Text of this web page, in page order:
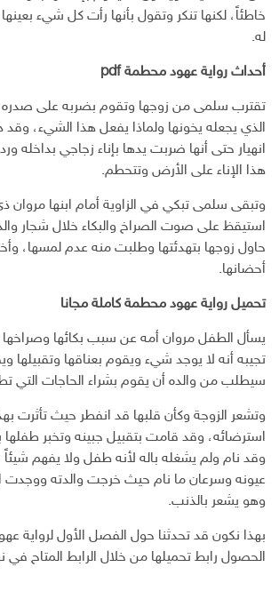
خاطئاً، لكنها تنكر وتقول بأنها رأت كل شيء بعينها
له.
أحداث رواية عهود محطمة pdf
تقترب سلمى من زوجها وتقوم بضربه على
الذي يجعله يخونها ولماذا يفعل هذا الشيء،
انهيار حتى أنها ضربت يدها بإناء زجاجي بداخله
هذا الإناء على الأرض وتتحطم.
استيقظ على صوت الصراخ والبكاء خلال شجار
حاول زوجها بتهدئتها وطلبت منه عدم لمسها،
أحضانها.
تحميل رواية عهود محطمة كاملة مجانا
يسأل الطفل مروان أمه عن سبب بكائها وصراخها
تجيبه أنه لا يوجد شيء ويقوم بعناقها وتقبيلها
سيطلب من والده أن يقوم بشراء الحاجات التي
وتشعر الزوجة وكأن قلبها قد انفطر حيث تأثرت
استرضائه، وقد قامت بتقبيل جبينه وتخبر طفلها
وقد نام ولم يشغله باله لأنه طفل ولا يفهم
عيونه وسرعان ما نام حيث خرجت والدته ووجدت
وهو يشعر بالذنب.
بهذا نكون قد تحدثنا حول الفصل الأول لرواية
الحصول رابط تحميلها من خلال الرابط المتاح في